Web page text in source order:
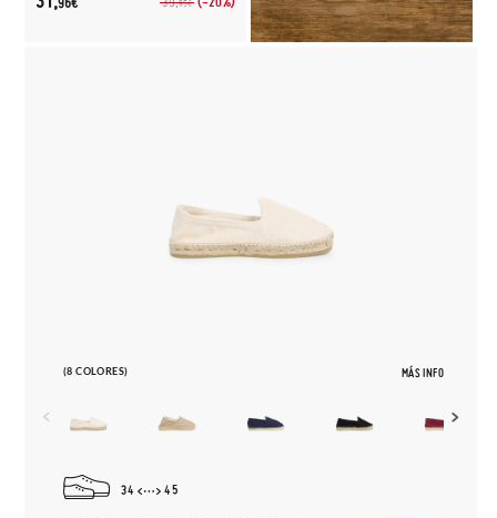
95€
(8 COLORES) MÁS INFO
34 45